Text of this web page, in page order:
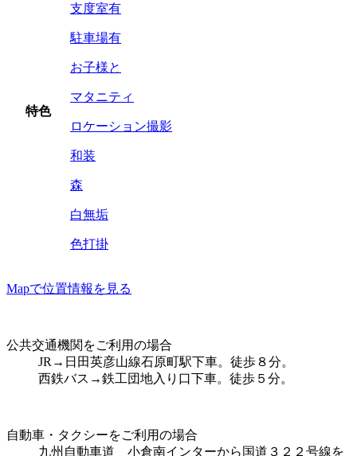
特色
支度室有
駐車場有
お子様と
マタニティ
ロケーション撮影
和装
森
白無垢
色打掛
Mapで位置情報を見る
公共交通機関をご利用の場合
JR→日田英彦山線石原町駅下車。徒歩８分。
西鉄バス→鉄工団地入り口下車。徒歩５分。
自動車・タクシーをご利用の場合
九州自動車道 小倉南インターから国道３２２号線を